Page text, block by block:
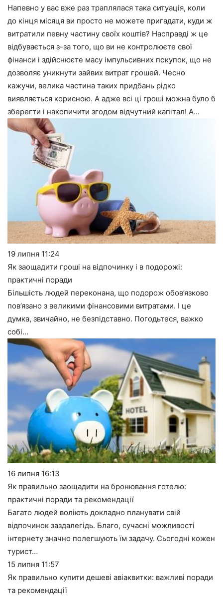
Напевно у вас вже раз траплялася така ситуація, коли
до кінця місяця ви просто не можете пригадати, куди ж
витратили певну частину своїх коштів? Насправді ж це
відбувається з-за того, що ви не контролюєте свої
фінанси і здійснюєте масу імпульсивних покупок, що не
дозволяє уникнути зайвих витрат грошей. Чесно
кажучи, велика частина таких придбань рідко
виявляється корисною. А адже всі ці гроші можна було б
зберегти і накопичити згодом відчутний капітал! А…
19 липня 11:24
Як заощадити гроші на відпочинку і в подорожі:
практичні поради
Більшість людей переконана, що подорож обов’язково
пов’язано з великими фінансовими витратами. І це
думка, звичайно, не безпідставно. Погодьтеся, важко
собі…
16 липня 16:13
Як правильно заощадити на бронювання готелю:
практичні поради та рекомендації
Багато людей воліють докладно планувати свій
відпочинок заздалегідь. Благо, сучасні можливості
інтернету значно полегшують їм задачу. Сьогодні кожен
турист…
15 липня 11:57
Як правильно купити дешеві авіаквитки: важливі поради
та рекомендації